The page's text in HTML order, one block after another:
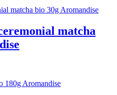
matcha